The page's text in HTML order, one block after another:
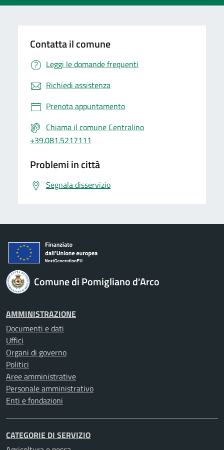
Contatta il comune
Leggi le domande frequenti
Richiedi assistenza
Prenota appuntamento
Chiama il comune Centralino
+39.081.5217111
Problemi in città
Segnala disservizio
Comune di Pomigliano d'Arco
AMMINISTRAZIONE
Documenti e dati
Uffici
Organi di governo
Politici
Aree amministrative
Personale amministrativo
Enti e fondazioni
CATEGORIE DI SERVIZIO